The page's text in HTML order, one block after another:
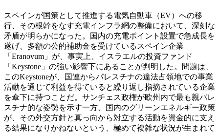
スペインが国策として推進する電気自動車（EV）への移
行、その根幹をなす充電インフラ網の整備において、深刻な
矛盾が明らかになった。国内の充電ポイント設置で急成長を
遂げ、多額の公的補助金を受けているスペイン企業
「Eranovum」が、事実上、イスラエルの投資ファンド
「Keystone」の強い影響下にあることが判明した。問題は、
このKeystoneが、国連からパレスチナの違法占領地での事業
活動を通じて利益を得ていると繰り返し指摘されている企業
を傘下に持つことだ。サンチェス政権が欧州内で最も親パレ
スチナ的な姿勢を示す一方、国内のグリーンエネルギー政策
が、その外交方針と真っ向から対立する活動を資金的に支え
る結果になりかねないという、極めて複雑な状況が生まれて